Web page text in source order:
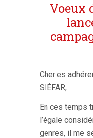
Voeux
Cher·es
SIÉFAR,
En ces temps
l’égale
genres, il me